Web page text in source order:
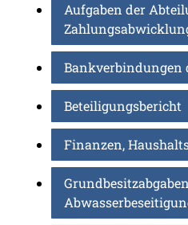
Aufgaben der
Bankverbindungen
Beteiligungsbericht
Finanzen,